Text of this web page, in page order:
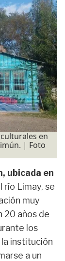
en
| Foto
ubicada en
río Limay, se
muy
20 años de
los
institución
a un